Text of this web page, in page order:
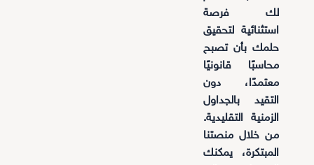
لك فرصة
استثنائية لتحقيق
حلمك بأن تصبح
محاسبًا قانونيًا
معتمدًا، دون
التقيد بالجداول
الزمنية التقليدية.
من خلال منصتنا
المبتكرة، يمكنك